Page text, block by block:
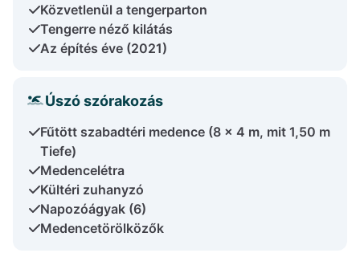
Közvetlenül a tengerparton
Tengerre néző kilátás
Az építés éve (2021)
Úszó szórakozás
Fűtött szabadtéri medence (8 x 4 m, mit 1,50 m
Tiefe)
Medencelétra
Kültéri zuhanyzó
Napozóágyak (6)
Medencetörölközők